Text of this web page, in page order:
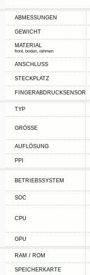
ABMESSUNGEN
GEWICHT
MATERIAL
front, boden, rahmen
ANSCHLUSS
STECKPLATZ
FINGERABDRUCKSENSOR
TYP
GRÖSSE
AUFLÖSUNG
PPI
BETRIEBSSYSTEM
SOC
CPU
GPU
RAM / ROM
SPEICHERKARTE